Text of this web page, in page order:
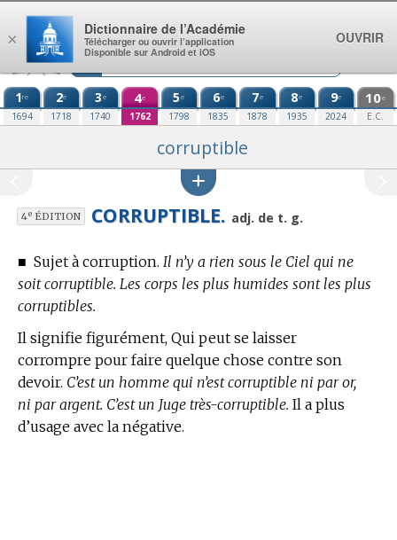
Aller au contenu
1re
1694
2e
1718
3e
1740
4e
1762
5e
1798
6e
1835
7e
1878
8e
1935
9e
2024
10e
E.C.
corruptible
4eÉDITION CORRUPTIBLE. adj. de t. g.
■ Sujet à corruption. Il n’y a rien sous le Ciel qui ne
soit corruptible. Les corps les plus humides sont les plus
corruptibles.
Il signifie figurément, Qui peut se laisser
corrompre pour faire quelque chose contre son
devoir. C’est un homme qui n’est corruptible ni par or,
ni par argent. C’est un Juge très-corruptible. Il a plus
d’usage avec la négative.
×
Dictionnaire de l’Académie
Télécharger ou ouvrir l’application
Disponible sur Android et iOS
OUVRIR